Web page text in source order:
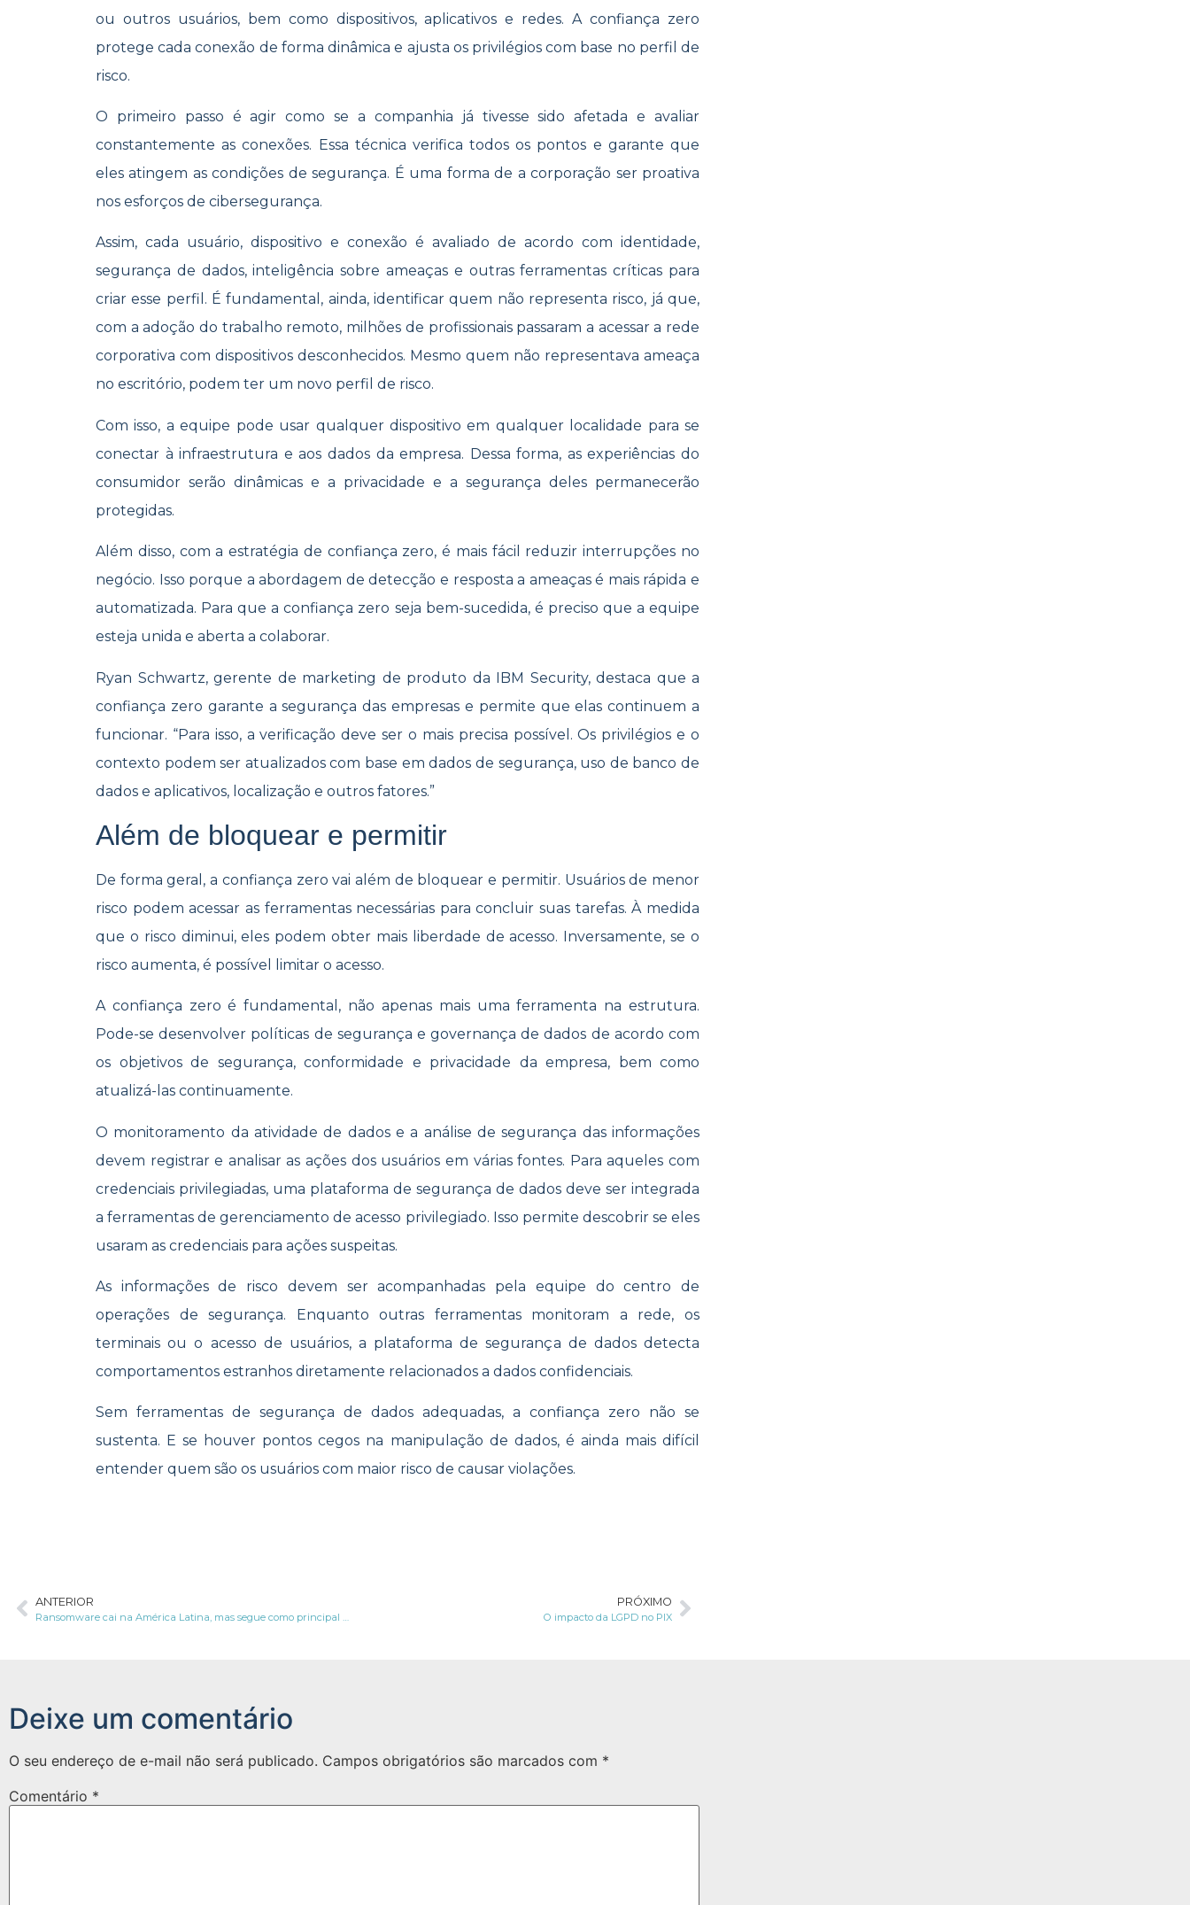
ou outros usuários, bem como dispositivos, aplicativos e redes. A confiança zero
protege cada conexão de forma dinâmica e ajusta os privilégios com base no perfil de
risco.
O primeiro passo é agir como se a companhia já tivesse sido afetada e avaliar
constantemente as conexões. Essa técnica verifica todos os pontos e garante que
eles atingem as condições de segurança. É uma forma de a corporação ser proativa
nos esforços de cibersegurança.
Assim, cada usuário, dispositivo e conexão é avaliado de acordo com identidade,
segurança de dados, inteligência sobre ameaças e outras ferramentas críticas para
criar esse perfil. É fundamental, ainda, identificar quem não representa risco, já que,
com a adoção do trabalho remoto, milhões de profissionais passaram a acessar a rede
corporativa com dispositivos desconhecidos. Mesmo quem não representava ameaça
no escritório, podem ter um novo perfil de risco.
Com isso, a equipe pode usar qualquer dispositivo em qualquer localidade para se
conectar à infraestrutura e aos dados da empresa. Dessa forma, as experiências do
consumidor serão dinâmicas e a privacidade e a segurança deles permanecerão
protegidas.
Além disso, com a estratégia de confiança zero, é mais fácil reduzir interrupções no
negócio. Isso porque a abordagem de detecção e resposta a ameaças é mais rápida e
automatizada. Para que a confiança zero seja bem-sucedida, é preciso que a equipe
esteja unida e aberta a colaborar.
Ryan Schwartz, gerente de marketing de produto da IBM Security, destaca que a
confiança zero garante a segurança das empresas e permite que elas continuem a
funcionar. “Para isso, a verificação deve ser o mais precisa possível. Os privilégios e o
contexto podem ser atualizados com base em dados de segurança, uso de banco de
dados e aplicativos, localização e outros fatores.”
Além de bloquear e permitir
De forma geral, a confiança zero vai além de bloquear e permitir. Usuários de menor
risco podem acessar as ferramentas necessárias para concluir suas tarefas. À medida
que o risco diminui, eles podem obter mais liberdade de acesso. Inversamente, se o
risco aumenta, é possível limitar o acesso.
A confiança zero é fundamental, não apenas mais uma ferramenta na estrutura.
Pode-se desenvolver políticas de segurança e governança de dados de acordo com
os objetivos de segurança, conformidade e privacidade da empresa, bem como
atualizá-las continuamente.
O monitoramento da atividade de dados e a análise de segurança das informações
devem registrar e analisar as ações dos usuários em várias fontes. Para aqueles com
credenciais privilegiadas, uma plataforma de segurança de dados deve ser integrada
a ferramentas de gerenciamento de acesso privilegiado. Isso permite descobrir se eles
usaram as credenciais para ações suspeitas.
As informações de risco devem ser acompanhadas pela equipe do centro de
operações de segurança. Enquanto outras ferramentas monitoram a rede, os
terminais ou o acesso de usuários, a plataforma de segurança de dados detecta
comportamentos estranhos diretamente relacionados a dados confidenciais.
Sem ferramentas de segurança de dados adequadas, a confiança zero não se
sustenta. E se houver pontos cegos na manipulação de dados, é ainda mais difícil
entender quem são os usuários com maior risco de causar violações.
ANTERIOR
Ransomware cai na América Latina, mas segue como principal ameaça
PRÓXIMO
O impacto da LGPD no PIX
Deixe um comentário
O seu endereço de e-mail não será publicado. Campos obrigatórios são marcados com *
Comentário *